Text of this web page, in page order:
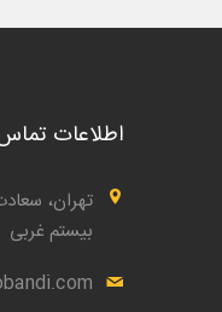
اطلاعات
تهران،
بیستم غربی